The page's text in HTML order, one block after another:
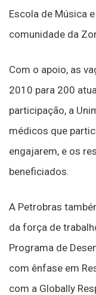
Escola de Música
comunidade da
Com o apoio, as
2010 para 200
participação, a
médicos que
engajarem, e os
beneficiados.
A Petrobras
da força de
Programa de
com ênfase em
com a Globally